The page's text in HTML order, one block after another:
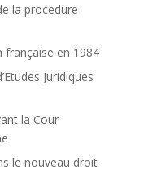
la procedure
française en 1984
Juridiques
la Cour
le nouveau droit